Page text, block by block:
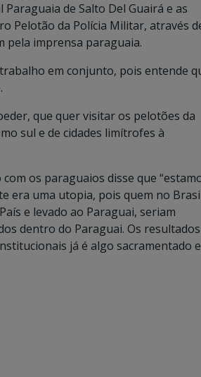
de Salto Del Guairá e as
Pelotão da Polícia Militar, através
pela imprensa paraguaia.
em conjunto, pois entende
que quer visitar os pelotões da
sul e de cidades limítrofes à
os paraguaios disse que
era uma utopia, pois quem no
e levado ao Paraguai, seriam
dentro do Paraguai. Os resultados
já é algo sacramentado e